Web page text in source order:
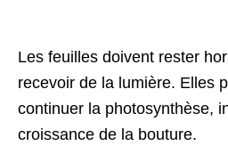
Les feuilles doivent rester
recevoir de la lumière. Elles
continuer la photosynthèse,
croissance de la bouture.